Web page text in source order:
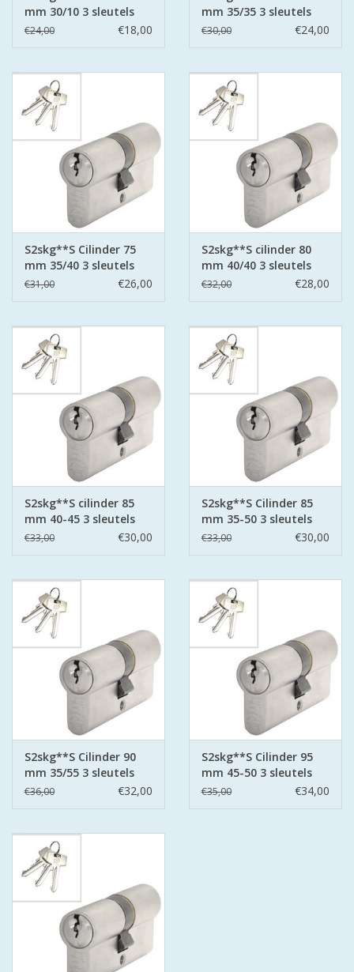
mm 30/10 3 sleutels
€24,00 €18,00
mm 35/35 3 sleutels
€30,00 €24,00
S2skg**S Cilinder 75
mm 35/40 3 sleutels
€31,00 €26,00
S2skg**S cilinder 80
mm 40/40 3 sleutels
€32,00 €28,00
S2skg**S cilinder 85
mm 40-45 3 sleutels
€33,00 €30,00
S2skg**S Cilinder 85
mm 35-50 3 sleutels
€33,00 €30,00
S2skg**S Cilinder 90
mm 35/55 3 sleutels
€36,00 €32,00
S2skg**S Cilinder 95
mm 45-50 3 sleutels
€35,00 €34,00